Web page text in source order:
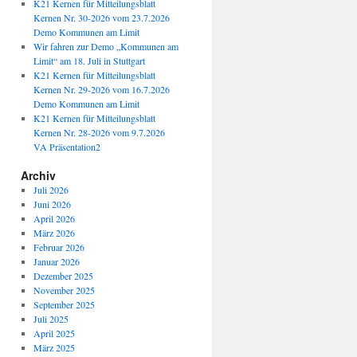
K21 Kernen für Mitteilungsblatt
Kernen Nr. 30-2026 vom 23.7.2026
Demo Kommunen am Limit
Wir fahren zur Demo „Kommunen am
Limit“ am 18. Juli in Stuttgart
K21 Kernen für Mitteilungsblatt
Kernen Nr. 29-2026 vom 16.7.2026
Demo Kommunen am Limit
K21 Kernen für Mitteilungsblatt
Kernen Nr. 28-2026 vom 9.7.2026
VA Präsentation2
Archiv
Juli 2026
Juni 2026
April 2026
März 2026
Februar 2026
Januar 2026
Dezember 2025
November 2025
September 2025
Juli 2025
April 2025
März 2025